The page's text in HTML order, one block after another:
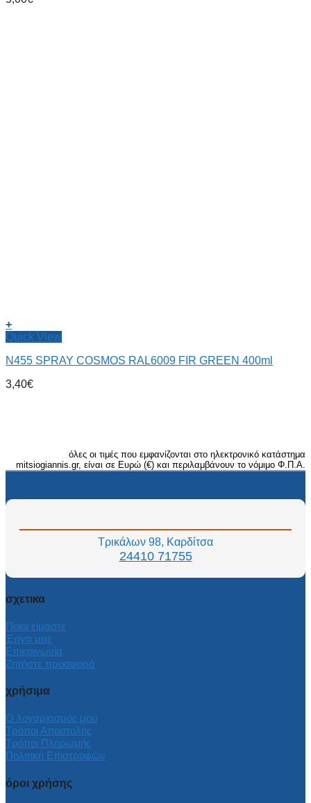
+
Quick View
N455 SPRAY COSMOS RAL6009 FIR GREEN 400ml
3,40€
όλες οι τιμές που εμφανίζονται στο ηλεκτρονικό κατάστημα
mitsiogiannis.gr, είναι σε Ευρώ (€) και περιλαμβάνουν το νόμιμο Φ.Π.Α.
Τρικάλων 98, Καρδίτσα
24410 71755
σχετικα
Ποιοι είμαστε
Έργα μας
Επικοινωνία
Ζητήστε προσφορά
χρήσιμα
Ο λογαριασμός μου
Τρόποι Αποστολής
Τρόποι Πληρωμής
Πολιτική Επιστροφών
όροι χρήσης